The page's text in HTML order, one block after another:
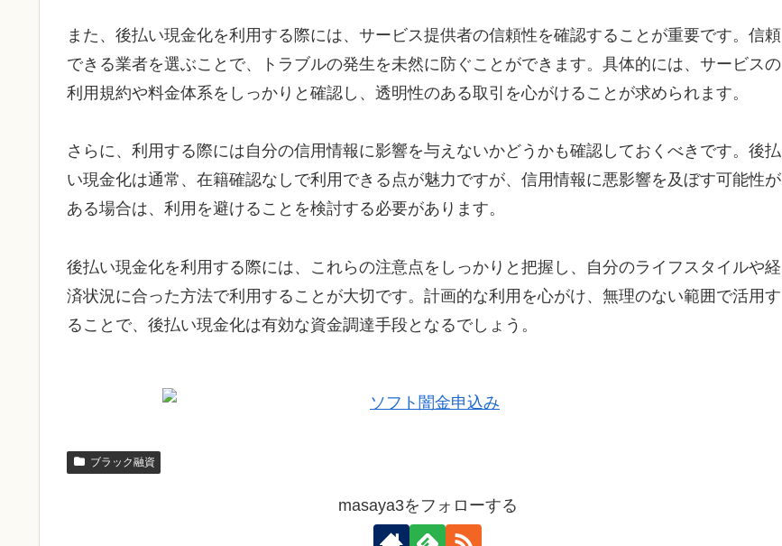
また、後払い現金化を利用する際には、サービス提供者の信頼性を確認することが重要です。信頼
できる業者を選ぶことで、トラブルの発生を未然に防ぐことができます。具体的には、サービスの
利用規約や料金体系をしっかりと確認し、透明性のある取引を心がけることが求められます。
さらに、利用する際には自分の信用情報に影響を与えないかどうかも確認しておくべきです。後払
い現金化は通常、在籍確認なしで利用できる点が魅力ですが、信用情報に悪影響を及ぼす可能性が
ある場合は、利用を避けることを検討する必要があります。
後払い現金化を利用する際には、これらの注意点をしっかりと把握し、自分のライフスタイルや経
済状況に合った方法で利用することが大切です。計画的な利用を心がけ、無理のない範囲で活用す
ることで、後払い現金化は有効な資金調達手段となるでしょう。
ブラック融資
masaya3をフォローする